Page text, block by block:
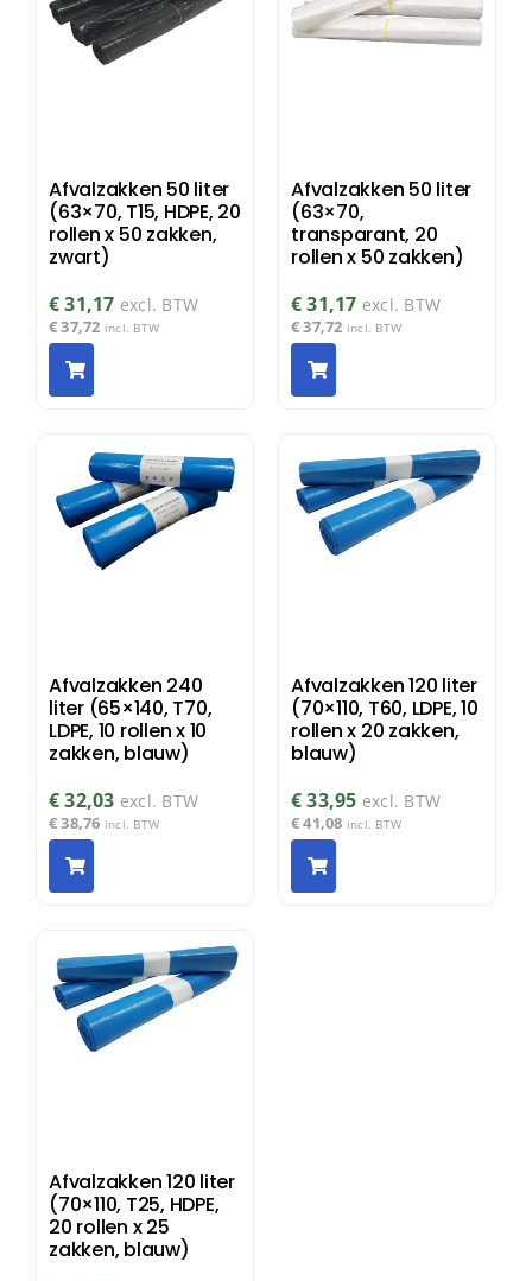
Afvalzakken 50 liter
(63×70, T15, HDPE, 20
rollen x 50 zakken,
zwart)
€31,17 excl. BTW
€37,72 incl. BTW
Afvalzakken 50 liter
(63×70,
transparant, 20
rollen x 50 zakken)
€31,17 excl. BTW
€37,72 incl. BTW
Afvalzakken 240
liter (65×140, T70,
LDPE, 10 rollen x 10
zakken, blauw)
€32,03 excl. BTW
€38,76 incl. BTW
Afvalzakken 120 liter
(70×110, T60, LDPE, 10
rollen x 20 zakken,
blauw)
€33,95 excl. BTW
€41,08 incl. BTW
Afvalzakken 120 liter
(70×110, T25, HDPE,
20 rollen x 25
zakken, blauw)